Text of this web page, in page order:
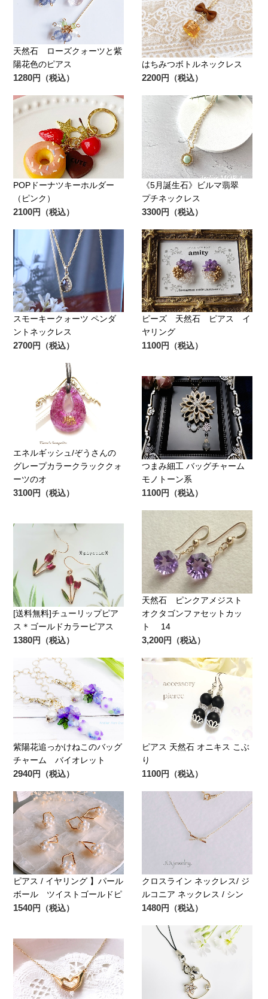
天然石 ローズクォーツと紫
陽花色のピアス
1280円（税込）
はちみつボトルネックレス
2200円（税込）
POPドーナツキーホルダー
（ピンク）
2100円（税込）
《5月誕生石》ビルマ翡翠
プチネックレス
3300円（税込）
スモーキークォーツ ペンダ
ントネックレス
2700円（税込）
ピーズ 天然石 ピアス イ
ヤリング
1100円（税込）
エネルギッシュ/ぞうさんの
グレープカラークラッククォ
ーツのオ
3100円（税込）
つまみ細工 バッグチャーム
モノトーン系
1100円（税込）
[送料無料]チューリップピア
ス＊ゴールドカラーピアス
1380円（税込）
天然石 ピンクアメジスト
オクタゴンファセットカッ
ト 14
3,200円（税込）
紫陽花追っかけねこのバッグ
チャーム バイオレット
2940円（税込）
ピアス 天然石 オニキス こぶ
り
1100円（税込）
ピアス / イヤリング 】パール
ボール ツイストゴールドピ
1540円（税込）
クロスライン ネックレス/ ジ
ルコニア ネックレス / シン
1480円（税込）